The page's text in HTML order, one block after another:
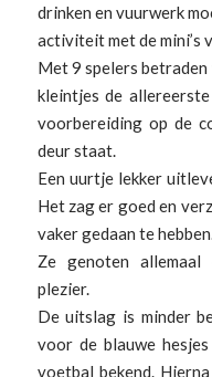
drinken en vuurwerk
activiteit met de mini’s
Met 9 spelers
kleintjes de
voorbereiding op de
deur staat.
Een uurtje lekker
Het zag er goed en
vaker gedaan te
Ze genoten
plezier.
De uitslag is minder
voor de blauwe
voetbal bekend.